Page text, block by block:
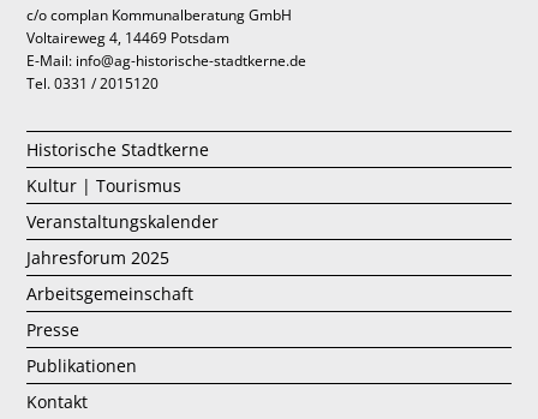
c/o complan Kommunalberatung GmbH
Voltaireweg 4, 14469 Potsdam
E-Mail: info@ag-historische-stadtkerne.de
Tel. 0331 / 2015120
Historische Stadtkerne
Kultur | Tourismus
Veranstaltungskalender
Jahresforum 2025
Arbeitsgemeinschaft
Presse
Publikationen
Kontakt